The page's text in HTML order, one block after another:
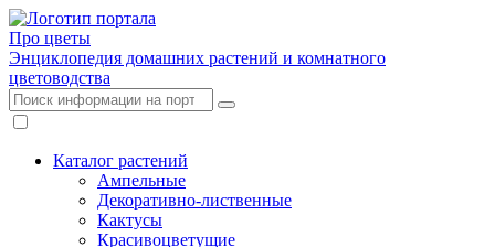
Про цветы
Энциклопедия домашних растений и комнатного
цветоводства
Каталог растений
Ампельные
Декоративно-лиственные
Кактусы
Красивоцветущие